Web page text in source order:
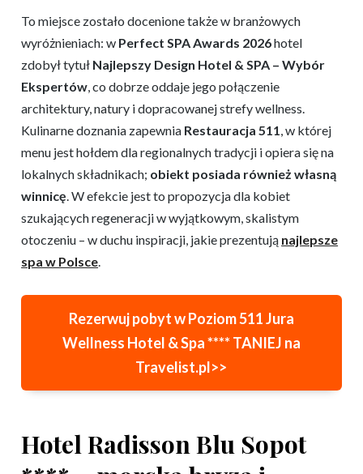
To miejsce zostało docenione także w branżowych
wyróżnieniach: w Perfect SPA Awards 2026hotel
zdobył tytuł Najlepszy Design Hotel & SPA – Wybór
Ekspertów, co dobrze oddaje jego połączenie
architektury, natury i dopracowanej strefy wellness.
Kulinarne doznania zapewnia Restauracja 511, w której
menu jest hołdem dla regionalnych tradycji i opiera się na
lokalnych składnikach; obiekt posiada również własną
winnicę. W efekcie jest to propozycja dla kobiet
szukających regeneracji w wyjątkowym, skalistym
otoczeniu – w duchu inspiracji, jakie prezentują najlepsze
spa w Polsce.
Rezerwuj pobyt wPoziom 511 Jura
Wellness Hotel & Spa ****TANIEJ na
Travelist.pl>>
Hotel Radisson Blu Sopot